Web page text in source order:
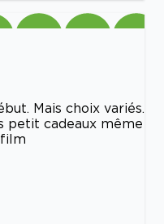
Mais choix variés.
petit cadeaux même